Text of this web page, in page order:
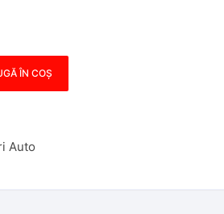
ÎN COȘ
Auto